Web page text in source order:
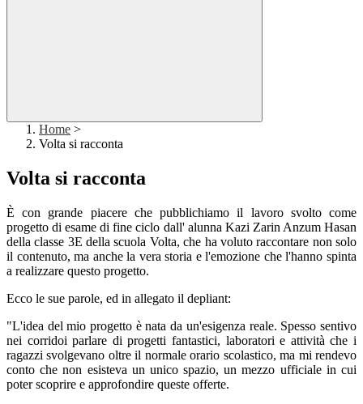
Home >
Volta si racconta
Volta si racconta
È con grande piacere che pubblichiamo il lavoro svolto come
progetto di esame di fine ciclo dall' alunna Kazi Zarin Anzum Hasan
della classe 3E della scuola Volta, che ha voluto raccontare non solo
il contenuto, ma anche la vera storia e l'emozione che l'hanno spinta
a realizzare questo progetto.
Ecco le sue parole, ed in allegato il depliant:
"L'idea del mio progetto è nata da un'esigenza reale. Spesso sentivo
nei corridoi parlare di progetti fantastici, laboratori e attività che i
ragazzi svolgevano oltre il normale orario scolastico, ma mi rendevo
conto che non esisteva un unico spazio, un mezzo ufficiale in cui
poter scoprire e approfondire queste offerte.